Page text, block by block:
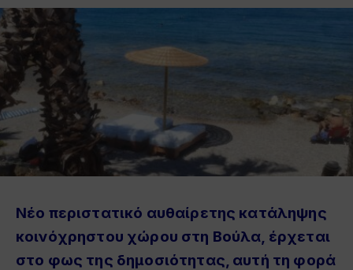
Νέο περιστατικό αυθαίρετης κατάληψης
κοινόχρηστου χώρου στη Βούλα, έρχεται
στο φως της δημοσιότητας, αυτή τη φορά